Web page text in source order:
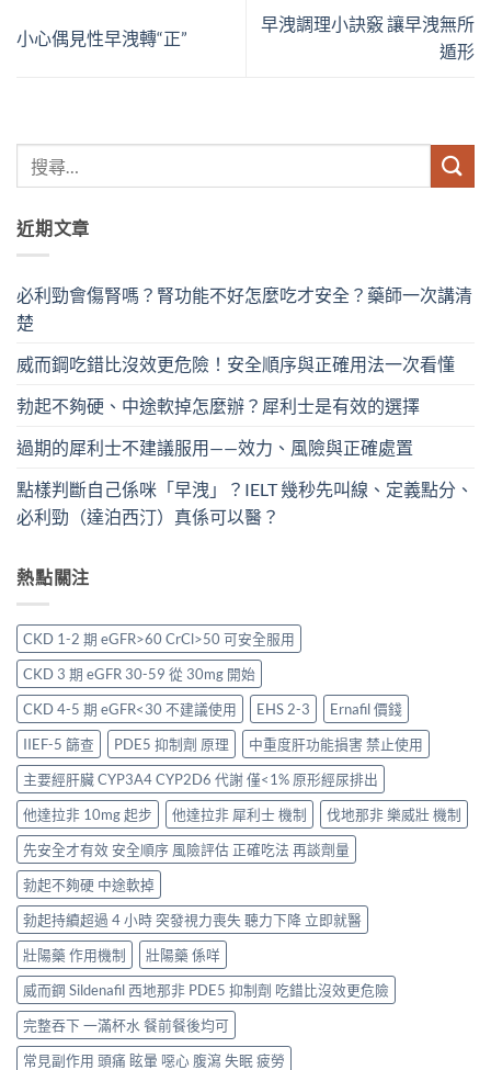
小心偶見性早洩轉“正”
早洩調理小訣竅 讓早洩無所
遁形
近期文章
必利勁會傷腎嗎？腎功能不好怎麼吃才安全？藥師一次講清
楚
威而鋼吃錯比沒效更危險！安全順序與正確用法一次看懂
勃起不夠硬、中途軟掉怎麼辦？犀利士是有效的選擇
過期的犀利士不建議服用——效力、風險與正確處置
點樣判斷自己係咪「早洩」？IELT 幾秒先叫線、定義點分、
必利勁（達泊西汀）真係可以醫？
熱點關注
CKD 1-2 期 eGFR>60 CrCl>50 可安全服用
CKD 3 期 eGFR 30-59 從 30mg 開始
CKD 4-5 期 eGFR<30 不建議使用
EHS 2-3
Ernafil 價錢
IIEF-5 篩查
PDE5 抑制劑 原理
中重度肝功能損害 禁止使用
主要經肝臟 CYP3A4 CYP2D6 代謝 僅<1% 原形經尿排出
他達拉非 10mg 起步
他達拉非 犀利士 機制
伐地那非 樂威壯 機制
先安全才有效 安全順序 風險評估 正確吃法 再談劑量
勃起不夠硬 中途軟掉
勃起持續超過 4 小時 突發視力喪失 聽力下降 立即就醫
壯陽藥 作用機制
壯陽藥 係咩
威而鋼 Sildenafil 西地那非 PDE5 抑制劑 吃錯比沒效更危險
完整吞下 一滿杯水 餐前餐後均可
常見副作用 頭痛 眩暈 噁心 腹瀉 失眠 疲勞